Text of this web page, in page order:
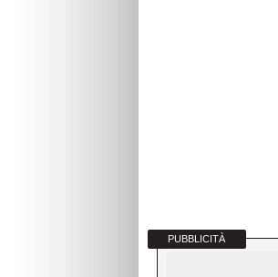
PUBBLICITÀ